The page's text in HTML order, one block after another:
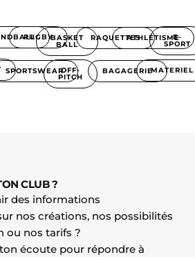
RUGBYBASKET
BALL
RAQUETTESATHLÉTISME
E-
SPORT
SPORTSWEAROFF-
PITCH
BAGAGERIEMATERIEL
CLUB ?
des informations
nos créations, nos possibilités
ou nos tarifs ?
écoute pour répondre à